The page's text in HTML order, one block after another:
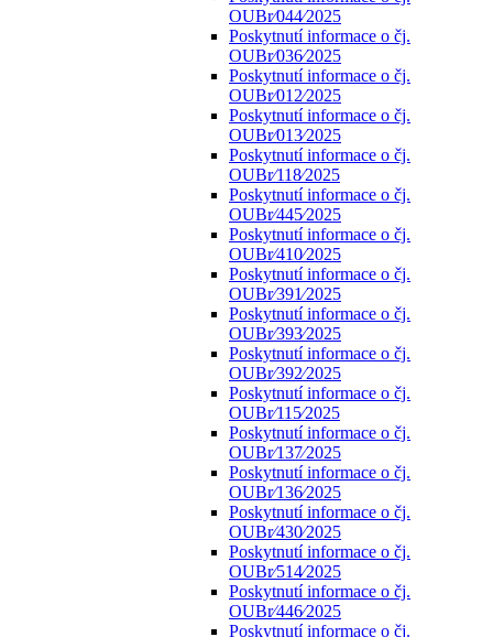
OUBr⁄044⁄2025
Poskytnutí informace o čj.
OUBr⁄036⁄2025
Poskytnutí informace o čj.
OUBr⁄012⁄2025
Poskytnutí informace o čj.
OUBr⁄013⁄2025
Poskytnutí informace o čj.
OUBr⁄118⁄2025
Poskytnutí informace o čj.
OUBr⁄445⁄2025
Poskytnutí informace o čj.
OUBr⁄410⁄2025
Poskytnutí informace o čj.
OUBr⁄391⁄2025
Poskytnutí informace o čj.
OUBr⁄393⁄2025
Poskytnutí informace o čj.
OUBr⁄392⁄2025
Poskytnutí informace o čj.
OUBr⁄115⁄2025
Poskytnutí informace o čj.
OUBr⁄137⁄2025
Poskytnutí informace o čj.
OUBr⁄136⁄2025
Poskytnutí informace o čj.
OUBr⁄430⁄2025
Poskytnutí informace o čj.
OUBr⁄514⁄2025
Poskytnutí informace o čj.
OUBr⁄446⁄2025
Poskytnutí informace o čj.